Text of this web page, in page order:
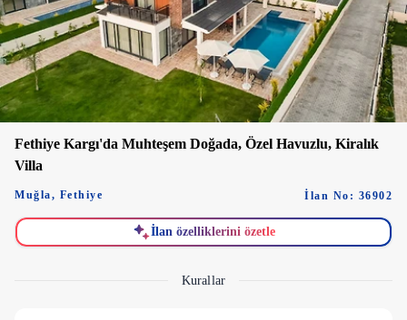
Fethiye Kargı'da Muhteşem Doğada, Özel Havuzlu, Kiralık
Villa
Muğla, Fethiye İlan No: 36902
İlan özelliklerini özetle
Kurallar